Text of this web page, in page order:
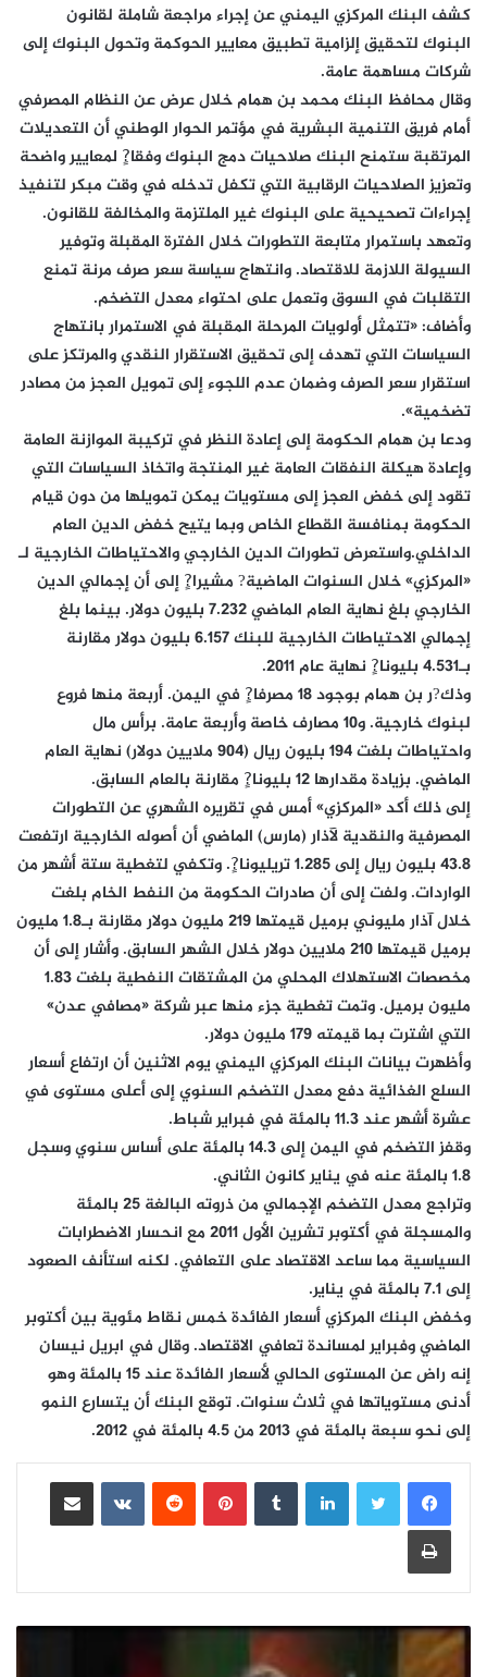
كشف البنك المركزي اليمني عن إجراء مراجعة شاملة لقانون
البنوك لتحقيق إلزامية تطبيق معايير الحوكمة وتحول البنوك إلى
شركات مساهمة عامة.
وقال محافظ البنك محمد بن همام خلال عرض عن النظام المصرفي
أمام فريق التنمية البشرية في مؤتمر الحوار الوطني أن التعديلات
المرتقبة ستمنح البنك صلاحيات دمج البنوك وفقا?ٍ لمعايير واضحة
وتعزيز الصلاحيات الرقابية التي تكفل تدخله في وقت مبكر لتنفيذ
إجراءات تصحيحية على البنوك غير الملتزمة والمخالفة للقانون.
وتعهد باستمرار متابعة التطورات خلال الفترة المقبلة وتوفير
السيولة اللازمة للاقتصاد. وانتهاج سياسة سعر صرف مرنة تمنع
التقلبات في السوق وتعمل على احتواء معدل التضخم.
وأضاف: «تتمثل أولويات المرحلة المقبلة في الاستمرار بانتهاج
السياسات التي تهدف إلى تحقيق الاستقرار النقدي والمرتكز على
استقرار سعر الصرف وضمان عدم اللجوء إلى تمويل العجز من مصادر
تضخمية».
ودعا بن همام الحكومة إلى إعادة النظر في تركيبة الموازنة العامة
وإعادة هيكلة النفقات العامة غير المنتجة واتخاذ السياسات التي
تقود إلى خفض العجز إلى مستويات يمكن تمويلها من دون قيام
الحكومة بمنافسة القطاع الخاص وبما يتيح خفض الدين العام
الداخلي.واستعرض تطورات الدين الخارجي والاحتياطات الخارجية لـ
«المركزي» خلال السنوات الماضية? مشيرا?ٍ إلى أن إجمالي الدين
الخارجي بلغ نهاية العام الماضي 7.232 بليون دولار. بينما بلغ
إجمالي الاحتياطات الخارجية للبنك 6.157 بليون دولار مقارنة
بـ4.531 بليونا?ٍ نهاية عام 2011.
وذك?ر بن همام بوجود 18 مصرفا?ٍ في اليمن. أربعة منها فروع
لبنوك خارجية. و10 مصارف خاصة وأربعة عامة. برأس مال
واحتياطات بلغت 194 بليون ريال (904 ملايين دولار) نهاية العام
الماضي. بزيادة مقدارها 12 بليونا?ٍ مقارنة بالعام السابق.
إلى ذلك أكد «المركزي» أمس في تقريره الشهري عن التطورات
المصرفية والنقدية لآذار (مارس) الماضي أن أصوله الخارجية ارتفعت
43.8 بليون ريال إلى 1.285 تريليونا?ٍ. وتكفي لتغطية ستة أشهر من
الواردات. ولفت إلى أن صادرات الحكومة من النفط الخام بلغت
خلال آذار مليوني برميل قيمتها 219 مليون دولار مقارنة بـ1.8 مليون
برميل قيمتها 210 ملايين دولار خلال الشهر السابق. وأشار إلى أن
مخصصات الاستهلاك المحلي من المشتقات النفطية بلغت 1.83
مليون برميل. وتمت تغطية جزء منها عبر شركة «مصافي عدن»
التي اشترت بما قيمته 179 مليون دولار.
وأظهرت بيانات البنك المركزي اليمني يوم الاثنين أن ارتفاع أسعار
السلع الغذائية دفع معدل التضخم السنوي إلى أعلى مستوى في
عشرة أشهر عند 11.3 بالمئة في فبراير شباط.
وقفز التضخم في اليمن إلى 14.3 بالمئة على أساس سنوي وسجل
1.8 بالمئة عنه في يناير كانون الثاني.
وتراجع معدل التضخم الإجمالي من ذروته البالغة 25 بالمئة
والمسجلة في أكتوبر تشرين الأول 2011 مع انحسار الاضطرابات
السياسية مما ساعد الاقتصاد على التعافي. لكنه استأنف الصعود
إلى 7.1 بالمئة في يناير.
وخفض البنك المركزي أسعار الفائدة خمس نقاط مئوية بين أكتوبر
الماضي وفبراير لمساندة تعافي الاقتصاد. وقال في ابريل نيسان
إنه راض عن المستوى الحالي لأسعار الفائدة عند 15 بالمئة وهو
أدنى مستوياتها في ثلاث سنوات. توقع البنك أن يتسارع النمو
إلى نحو سبعة بالمئة في 2013 من 4.5 بالمئة في 2012.
لينكدإن بينتيريست
مشاركة عبر البريد
طباعة